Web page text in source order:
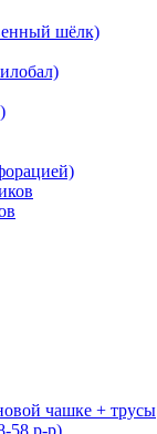
шёлк)
чашке + трусы
58 р-р)